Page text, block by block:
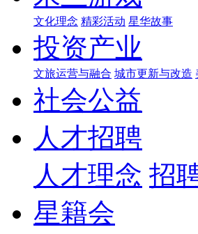
文化理念 精彩活动 星华故事
投资产业
文旅运营与融合 城市更新与改造
社会公益
人才招聘
人才理念 招
星籍会